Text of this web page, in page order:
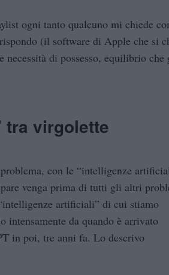
ogni tanto qualcuno mi chiede
(il software di Apple che si
di possesso, equilibrio che
tra virgolette
con le “intelligenze
venga prima di tutti gli altri
artificiali” di cui stiamo
intensamente da quando è arrivato
in poi, tre anni fa. Lo descrivo